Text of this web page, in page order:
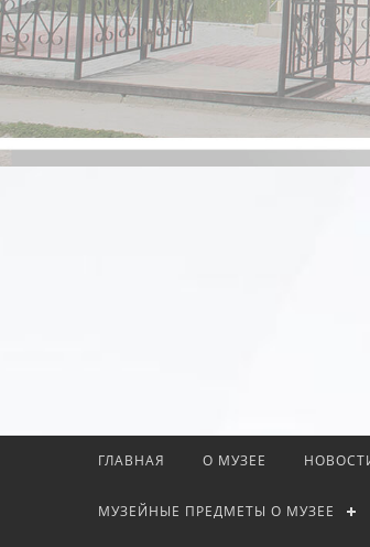
ГЛАВНАЯ О МУЗЕЕ
МУЗЕЙНЫЕ ПРЕДМЕТЫ О МУЗЕЕ